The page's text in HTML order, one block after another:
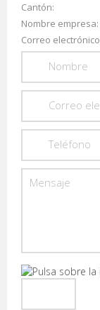
Cantón
Nombre empresa
Correo electrónico